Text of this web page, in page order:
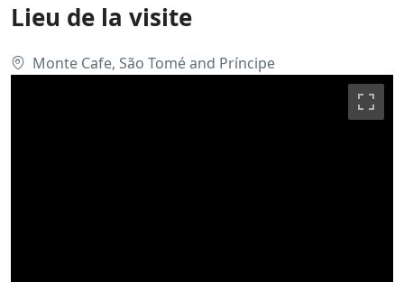
Lieu de la visite
Monte Cafe, São Tomé and Príncipe